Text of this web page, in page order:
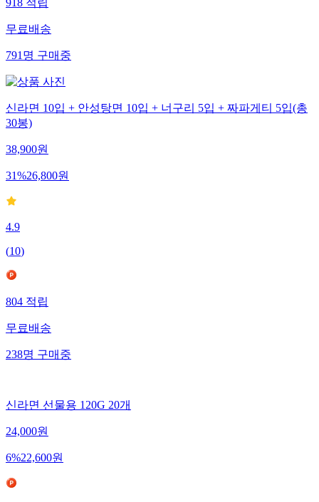
918적립
무료배송
791명구매중
신라면 10입 + 안성탕면 10입 + 너구리 5입 + 짜파게티 5입(총
30봉)
38,900원
31%26,800원
4.9
(10)
804적립
무료배송
238명구매중
신라면 선물용 120G 20개
24,000원
6%22,600원